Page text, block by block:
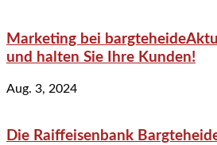
Marketing bei
und halten Sie Ihre Kunden!
Aug. 3, 2024
Die Raiffeisenbank